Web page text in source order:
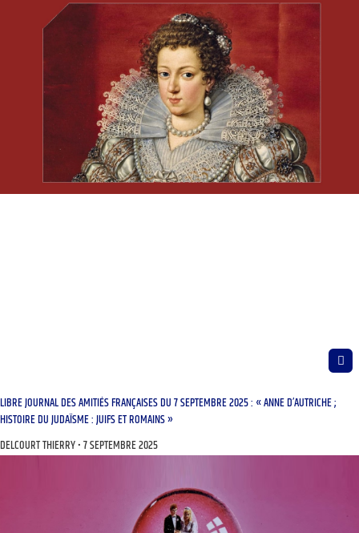
LIBRE JOURNAL DES AMITIÉS FRANÇAISES DU 7 SEPTEMBRE 2025 : « ANNE D’AUTRICHE ;
HISTOIRE DU JUDAÏSME : JUIFS ET ROMAINS »
DELCOURT THIERRY 7 SEPTEMBRE 2025